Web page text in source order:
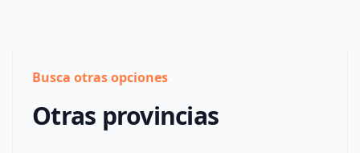
Busca otras opciones
Otras provincias